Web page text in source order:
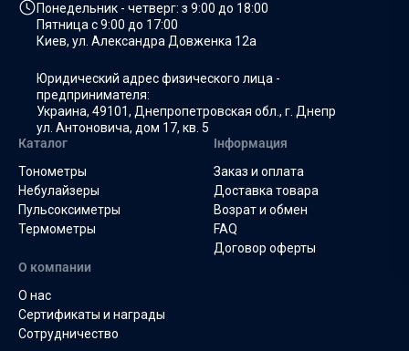
Понедельник - четверг: з 9:00 до 18:00
Пятница с9:00 до 17:00
Киев, ул. Александра Довженка 12а
Юридический адрес физического лица -
предпринимателя:
Украина, 49101, Днепропетровская обл., г. Днепр
ул. Антоновича, дом 17, кв. 5
Каталог
Тонометры
Небулайзеры
Пульсоксиметры
Термометры
Інформация
Заказ и оплата
Доставка товара
Возрат и обмен
FAQ
Договор оферты
О компании
О нас
Сертификаты и награды
Сотрудничество